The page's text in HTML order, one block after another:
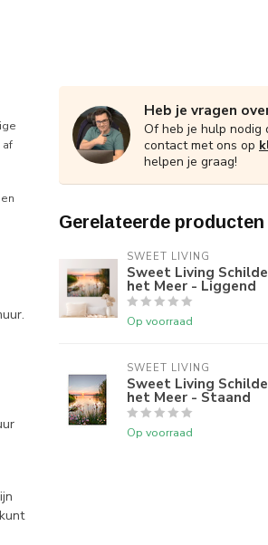
af
Heb je vragen
Of heb je hulp nodig
contact met ons op
helpen je graag!
Gerelateerde producten
SWEET LIVING
Sweet Living
het Meer - Liggend
Op voorraad
SWEET LIVING
Sweet Living
het Meer - Staand
Op voorraad